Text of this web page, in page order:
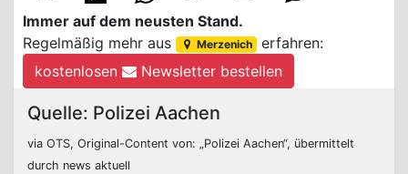
Immer auf dem neusten Stand.
Regelmäßig mehr aus
Merzenich
erfahren:
kostenlosen
Newsletter bestellen
Quelle: Polizei Aachen
via OTS, Original-Content von: „Polizei Aachen“, übermittelt
durch news aktuell